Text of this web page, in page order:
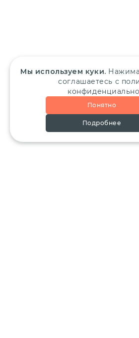
Мы используем куки.
соглашаетесь с
Понятно
Подробнее